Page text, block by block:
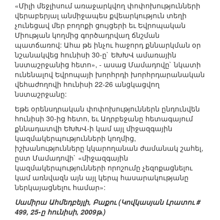
«Միլի մեջլիսում առաջարկվող փոփոխությունների
վերաբերյալ անմիջապես քվեարկություն տեղի
չունեցավ մեր բողոքի ցույցերի եւ Եվրոպական
Միության կողմից գործադրվաղ ճնշման
պատճառով: Ահա թե ինչու հաջորդ քննարկման օր
նշանակվեց հունիսի 30-ը` ԵԽԽՎ ամառային
նստաշրջանից հետո», - ասաց Մամադովը` նկատի
ունենալով Եվրոպայի խորհրդի խորհրդարանական
վեհաժողովի հունիսի 22-26 անցկացվող
նստաշրջանը:
Եթե օրենսդրական փոփոխություններն ընդունվեն
հունիսի 30-ից հետո, եւ Ադրբեջանը հետագայում
քննադատվի ԵԽԽՎ-ի կամ այլ միջազգային
կազմակերպությունների կողմից,
իշխանությունները կկարողանան ժամանակ շահել,
ըստ Մամադովի` «միջազգային
կազմակերպությունների որոշումը չեզոքացնելու
կամ առնվազն այն այլ կերպ հասարակությանը
ներկայացնելու համար»:
Սամիրա Ահմեդբեյլի, Բաքու (Կովկասյան Լրատու #
499, 25-ը հունիսի, 2009թ.)